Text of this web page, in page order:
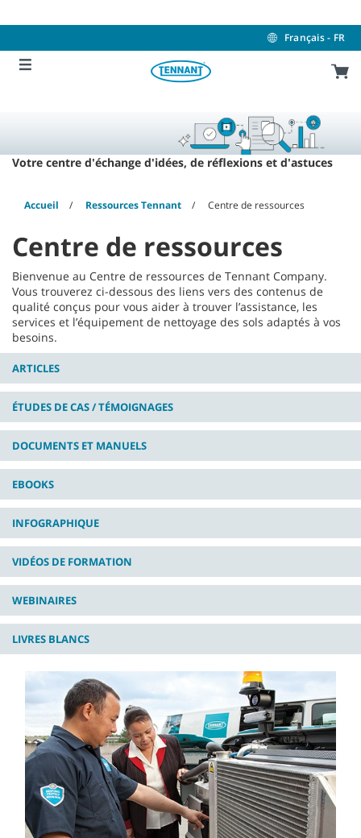
to
to
menu
Français - FR
Votre centre d'échange d'idées, de réflexions et d'astuces
Accueil Ressources Tennant Centre de ressources
Centre de ressources
Bienvenue au Centre de ressources de Tennant Company.
Vous trouverez ci-dessous des liens vers des contenus de
qualité conçus pour vous aider à trouver l’assistance, les
services et l’équipement de nettoyage des sols adaptés à vos
besoins.
ARTICLES
ÉTUDES DE CAS / TÉMOIGNAGES
DOCUMENTS ET MANUELS
EBOOKS
INFOGRAPHIQUE
VIDÉOS DE FORMATION
WEBINAIRES
LIVRES BLANCS